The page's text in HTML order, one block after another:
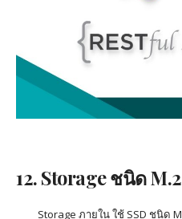
12. StorageชนิดM.2
Storage ภายใน ใช้ SSD ชนิด M